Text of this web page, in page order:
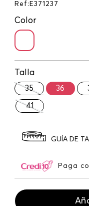
Ref : E371237
Color
Talla
35 36
41
GUÍA DE
Paga